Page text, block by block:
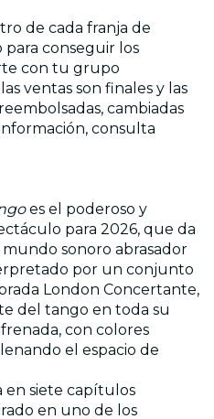
de cada franja de
conseguir los
con tu grupo
ventas son finales y las
cambiadas
consulta
es el poderoso y
para 2026, que da
sonoro abrasador
por un conjunto
London Concertante,
del tango en toda su
con colores
el espacio de
en siete capítulos
en uno de los